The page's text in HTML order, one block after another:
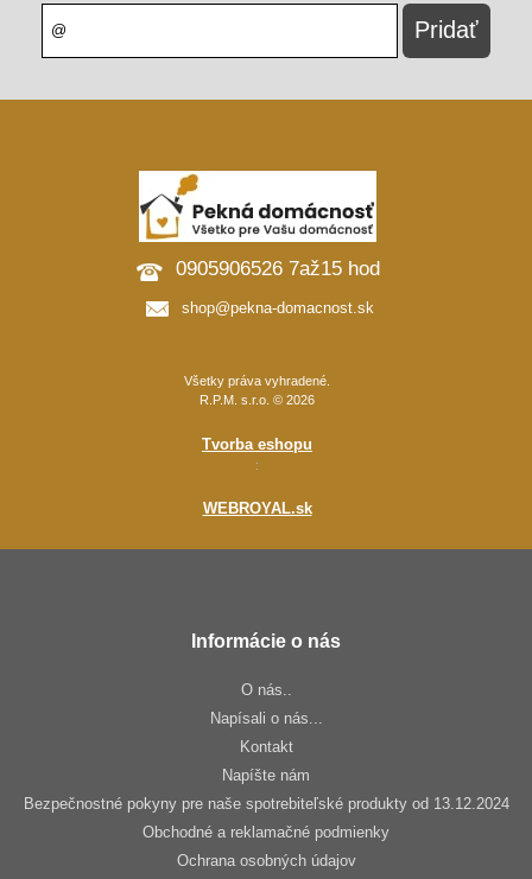
0905906526 7až15 hod
shop@pekna-domacnost.sk
Všetky práva vyhradené.
R.P.M. s.r.o. © 2026
Tvorba eshopu
:
WEBROYAL.sk
Informácie o nás
O nás..
Napísali o nás...
Kontakt
Napíšte nám
Bezpečnostné pokyny pre naše spotrebiteľské produkty od 13.12.2024
Obchodné a reklamačné podmienky
Ochrana osobných údajov